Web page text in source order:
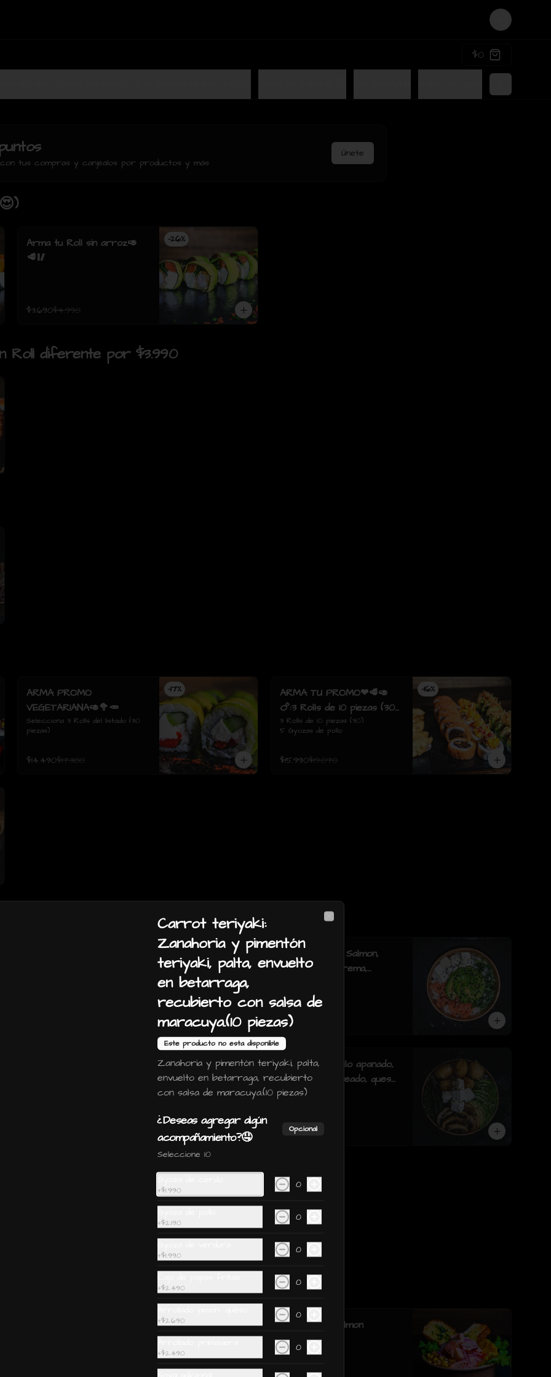
Login
$0
tus compras y canjealos por productos y más
Únete
-26%
Arma tu Roll sin arroz🥑
🥩🥢
$3.690$4.990
Roll diferente por $3.990
-17%
ARMA PROMO
VEGETARIANA🥑🥦🥕
Selecciona 3 Rolls del listado (30
piezas)
$14.490$17.380
-16%
ARMA TU PROMO❤🥩🥑
🍗:3 Rolls de 10 piezas (30)
5 Gyozas de pollo
3 Rolls de 10 piezas (30)
5 Gyozas de pollo
$15.990$19.070
Gohan classic: Salmon,
palta, queso crema,
$5.990
Gohan tori: pollo apanado,
champiñón salteado, queso
crema, palta, cebollín y
$6.190
Ceviche de Salmon
Carrot teriyaki:
Zanahoria y pimentón
teriyaki, palta, envuelto
en betarraga,
recubierto con salsa de
maracuya.(10 piezas)
Este producto no esta disponible
Zanahoria y pimentón teriyaki, palta,
envuelto en betarraga, recubierto
con salsa de maracuya.(10 piezas)
¿Deseas agregar algún
acompañamiento?🤤
Opcional
Seleccione 10
+$1.990 0
+$2.190 0
+$1.990 0
+$2.490 0
+$2.690 0
+$2.490 0